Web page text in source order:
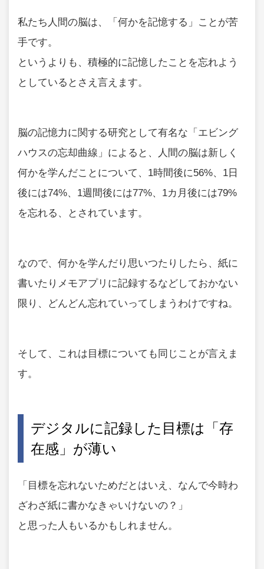
私たち人間の脳は、「何かを記憶する」ことが苦
手です。
というよりも、積極的に記憶したことを忘れよう
としているとさえ言えます。
脳の記憶力に関する研究として有名な「エビング
ハウスの忘却曲線」によると、人間の脳は新しく
何かを学んだことについて、1時間後に56%、1日
後には74%、1週間後には77%、1カ月後には79%
を忘れる、とされています。
なので、何かを学んだり思いつたりしたら、紙に
書いたりメモアプリに記録するなどしておかない
限り、どんどん忘れていってしまうわけですね。
そして、これは目標についても同じことが言えま
す。
デジタルに記録した目標は「存
在感」が薄い
「目標を忘れないためだとはいえ、なんで今時わ
ざわざ紙に書かなきゃいけないの？」
と思った人もいるかもしれません。